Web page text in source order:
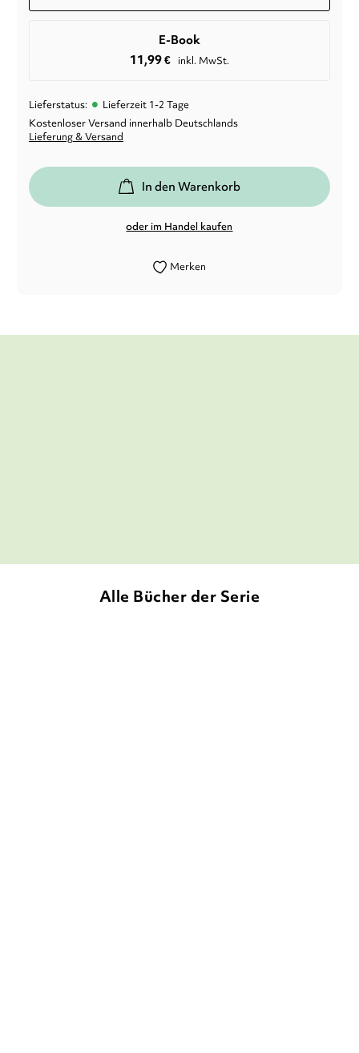
E-Book
11,99€ inkl. MwSt.
Lieferstatus: • Lieferzeit 1-2 Tage
Kostenloser Versand innerhalb Deutschlands
Lieferung & Versand
In den Warenkorb
oder im Handel kaufen
Merken
Alle Bücher der Serie